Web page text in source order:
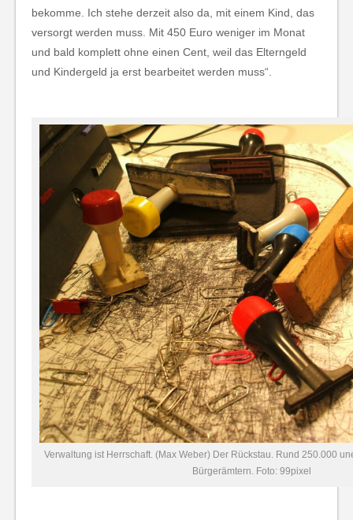
bekomme. Ich stehe derzeit also da, mit einem Kind, das
versorgt werden muss. Mit 450 Euro weniger im Monat
und bald komplett ohne einen Cent, weil das Elterngeld
und Kindergeld ja erst bearbeitet werden muss“.
Verwaltung ist Herrschaft. (Max Weber) Der Rückstau. Rund 250.000
Bürgerämtern. Foto: 99pixel